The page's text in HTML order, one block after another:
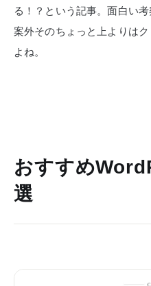
る！？という記事。面白い
案外そのちょっと上よりは
よね。
おすすめ
選